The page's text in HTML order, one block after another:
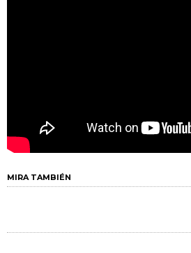
MIRA TAMBIÉN